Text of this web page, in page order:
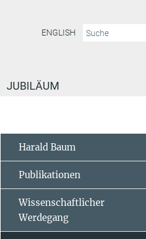
ENGLISH
JUBILÄUM
Harald Baum
Publikationen
Wissenschaftlicher
Werdegang